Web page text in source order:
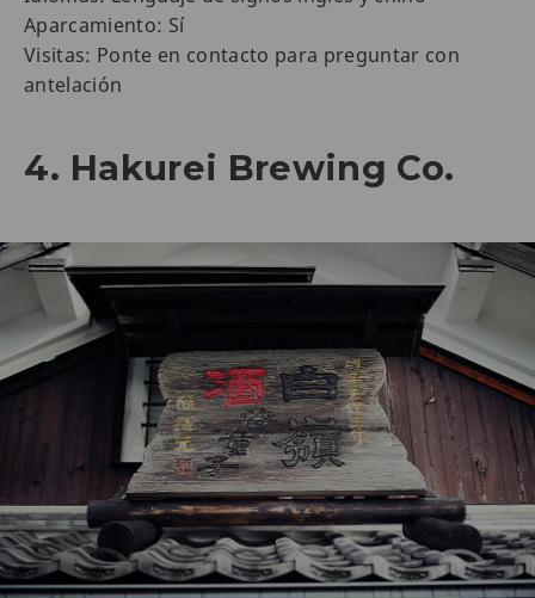
Aparcamiento: Sí
Visitas: Ponte en contacto para preguntar con
antelación
4. Hakurei Brewing Co.